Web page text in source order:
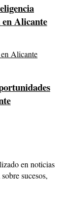
Alicante
en noticias
sucesos,